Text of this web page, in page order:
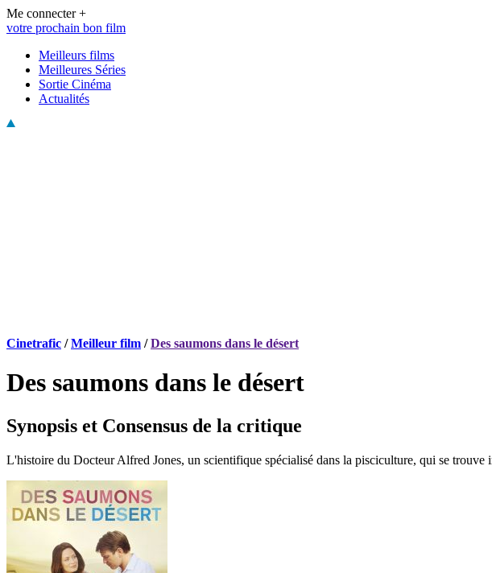
Me connecter +
votre prochain bon film
Meilleurs films
Meilleures Séries
Sortie Cinéma
Actualités
Cinetrafic /Meilleur film /Des saumons dans le désert
Des saumons dans le désert
Synopsis et Consensus de la critique
L'histoire du Docteur Alfred Jones, un scientifique spécialisé dans la pisciculture, qui se